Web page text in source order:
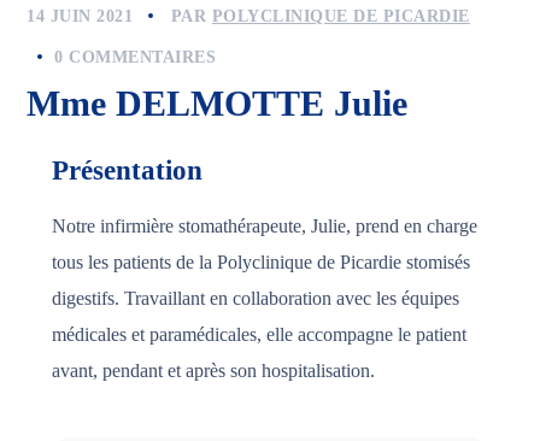
14 JUIN 2021 PAR POLYCLINIQUE DE PICARDIE
0 COMMENTAIRES
Mme DELMOTTE Julie
Présentation
Notre infirmière stomathérapeute, Julie, prend en charge
tous les patients de la Polyclinique de Picardie stomisés
digestifs. Travaillant en collaboration avec les équipes
médicales et paramédicales, elle accompagne le patient
avant, pendant et après son hospitalisation.